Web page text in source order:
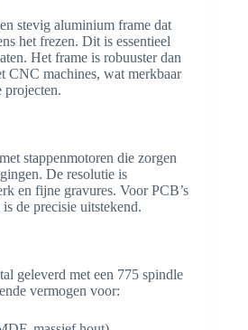
stevig aluminium frame dat
het frezen. Dit is essentieel
Het frame is robuuster dan
CNC machines, wat merkbaar
projecten.
stappenmotoren die zorgen
De resolutie is
en fijne gravures. Voor PCB’s
de precisie uitstekend.
geleverd met een 775 spindle
vermogen voor: